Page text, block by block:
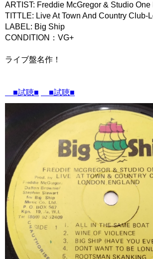
ARTIST: Freddie McGregor & Studio One
TITTLE: Live At Town And Country Club-
LABEL: Big Ship
CONDITION：VG+
ライブ盤名作！
■試聴■ ■試聴■